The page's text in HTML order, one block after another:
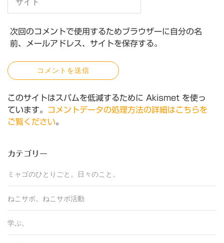
次回のコメントで使用するためブラウザーに自分の名
前、メールアドレス、サイトを保存する。
このサイトはスパムを低減するために Akismet を使っ
ています。
コメントデータの処理方法の詳細はこちらを
ご覧ください。
カテゴリー
ミャゴのひとりごと。 日々のこと。
ねこサポ。 ねこサポ活動
学ぶ。